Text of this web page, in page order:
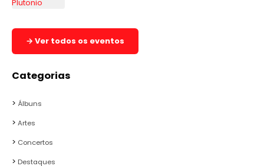
→ Ver todos os eventos
Categorias
Álbuns
Artes
Concertos
Destaques